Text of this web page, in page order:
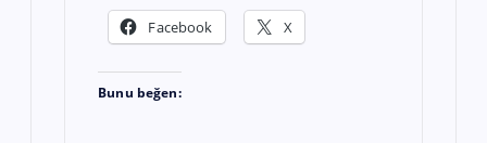
Facebook X
Bunu beğen: